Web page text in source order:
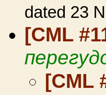
dated 23
[CML
[CML